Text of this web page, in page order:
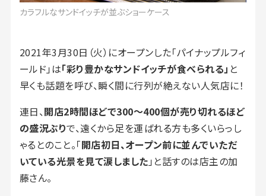
カラフルなサンドイッチが並ぶショーケース
2021年3月30日（火）にオープンした「パイナップルフィ
ールド」は「彩り豊かなサンドイッチが食べられる」 と
早くも話題を呼び、瞬く間に行列が絶えない人気店に！
連日、開店2時間ほどで300〜400個が売り切れるほど
の盛況ぶりで、遠くから足を運ばれる方も多くいらっし
ゃるとのこと。「開店初日、オープン前に並んでいただ
いている光景を見て涙しました 」と話すのは店主の加
藤さん。